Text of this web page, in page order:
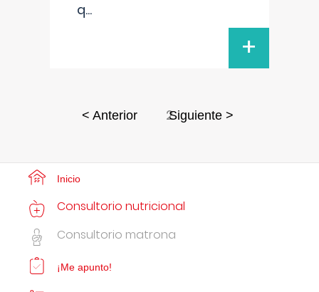
q...
+
< Anterior 2Siguiente >
Inicio
Consultorio nutricional
Consultorio matrona
¡Me apunto!